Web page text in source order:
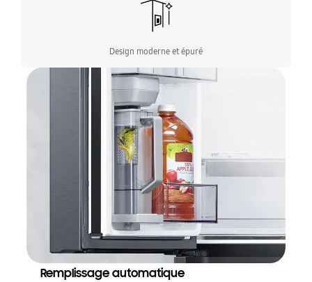
Design moderne et épuré
Remplissage automatique